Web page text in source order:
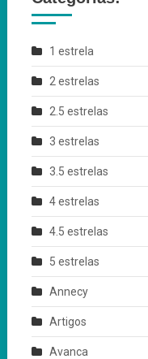
1 estrela
2 estrelas
2.5 estrelas
3 estrelas
3.5 estrelas
4 estrelas
4.5 estrelas
5 estrelas
Annecy
Artigos
Avanca